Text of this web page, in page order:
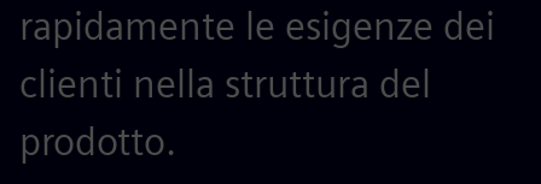
rapidamente le esigenze dei
clienti nella struttura del
prodotto.